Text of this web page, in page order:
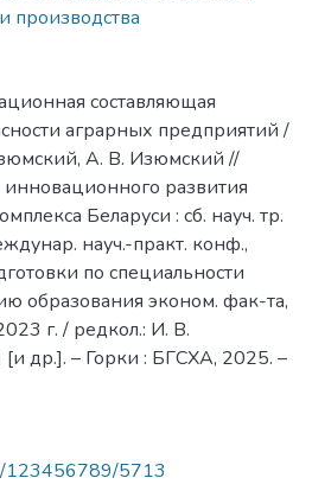
производства
составляющая
аграрных предприятий /
А. В. Изюмский //
развития
Беларуси : сб. науч. тр.
науч.-практ. конф.,
по специальности
образования эконом. фак-та,
г. / редкол.: И. В.
др.]. – Горки : БГСХА, 2025. –
123456789/5713